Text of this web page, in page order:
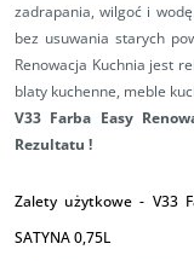
zadrapania, wilgoć i
bez usuwania starych
Renowacja Kuchnia jest
blaty kuchenne, meble
V33 Farba Easy
Rezultatu !
Zalety użytkowe - V33
SATYNA 0,75L